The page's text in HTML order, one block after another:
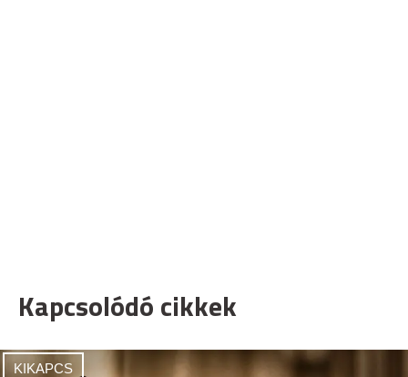
Kapcsolódó cikkek
KIKAPCS